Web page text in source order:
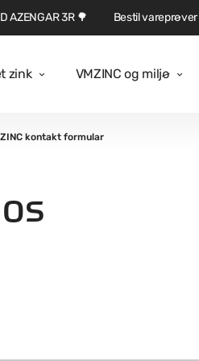
zink VMZINC og miljø
AZENGAR 3R 🌳 Bestil vareprøver
kontakt formular